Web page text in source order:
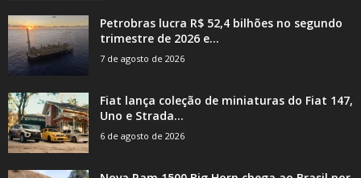
Petrobras lucra R$ 52,4 bilhões no segundo
trimestre de 2026 e...
7 de agosto de 2026
Fiat lança coleção de miniaturas do Fiat 147,
Uno e Strada...
6 de agosto de 2026